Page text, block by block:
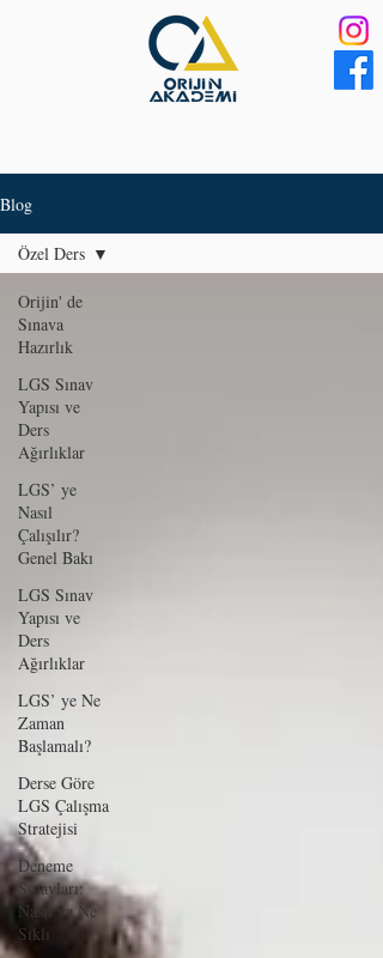
Blog
Orijin' de
Sınava
Hazırlık
LGS Sınav
Yapısı ve
Ders
Ağırlıklar
LGS’ ye
Nasıl
Çalışılır?
Genel Bakı
LGS Sınav
Yapısı ve
Ders
Ağırlıklar
LGS’ ye Ne
Zaman
Başlamalı?
Derse Göre
LGS Çalışma
Stratejisi
Deneme
Sınavları:
Nasıl ve Ne
Sıklı
Özel Ders